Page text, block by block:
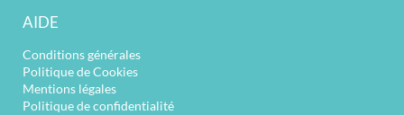
AIDE
Conditions générales
Politique de Cookies
Mentions légales
Politique de confidentialité